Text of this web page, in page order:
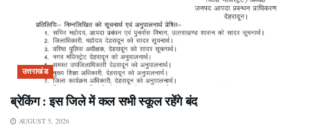
उत्तराखंड
ब्रेकिंग : इस जिले में कल सभी स्कूल रहेंगे बंद
AUGUST 5, 2026